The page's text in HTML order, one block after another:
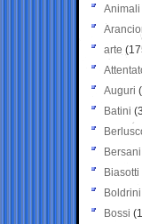
Animali
arte
Auguri
Batini
Bersani
Biasotti
Boldrini
Bossi